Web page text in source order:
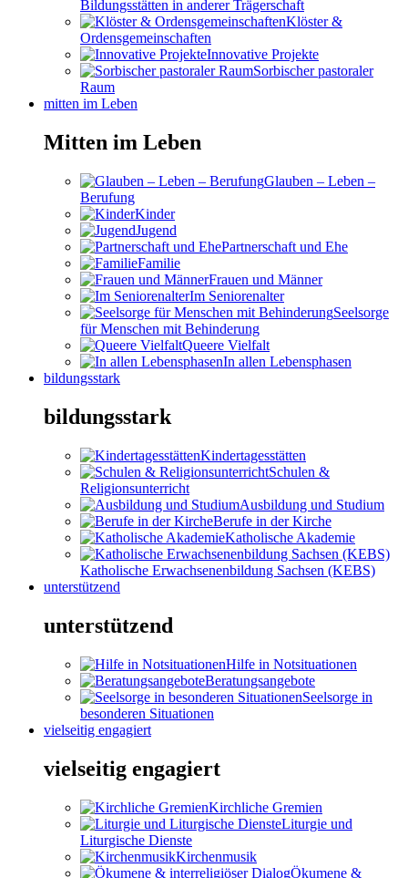
Bildungsstätten in anderer Trägerschaft
Klöster &
Ordensgemeinschaften
Innovative Projekte
Sorbischer pastoraler
Raum
mitten im Leben
Mitten im Leben
Glauben – Leben –
Berufung
Kinder
Jugend
Partnerschaft und Ehe
Familie
Frauen und Männer
Im Seniorenalter
Seelsorge
für Menschen mit Behinderung
Queere Vielfalt
In allen Lebensphasen
bildungsstark
bildungsstark
Kindertagesstätten
Schulen &
Religionsunterricht
Ausbildung und Studium
Berufe in der Kirche
Katholische Akademie
Katholische Erwachsenenbildung Sachsen (KEBS)
unterstützend
unterstützend
Hilfe in Notsituationen
Beratungsangebote
Seelsorge in
besonderen Situationen
vielseitig engagiert
vielseitig engagiert
Kirchliche Gremien
Liturgie und
Liturgische Dienste
Kirchenmusik
Ökumene &